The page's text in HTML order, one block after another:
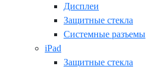
Дисплеи
Защитные стекла
Системные разъемы
iPad
Защитные стекла